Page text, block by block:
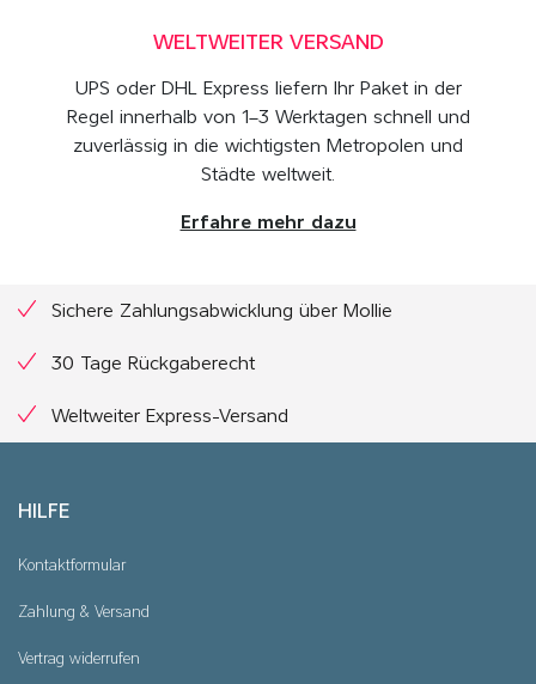
WELTWEITER VERSAND
UPS oder DHL Express liefern Ihr Paket in der
Regel innerhalb von 1–3 Werktagen schnell und
zuverlässig in die wichtigsten Metropolen und
Städte weltweit.
Erfahre mehr dazu
Sichere Zahlungsabwicklung über Mollie
30 Tage Rückgaberecht
Weltweiter Express-Versand
HILFE
Kontaktformular
Zahlung & Versand
Vertrag widerrufen